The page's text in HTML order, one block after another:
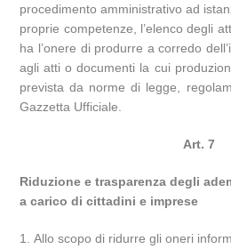
procedimento amministrativo ad
proprie competenze, l’elenco degli
ha l’onere di produrre a corredo
agli atti o documenti la cui
prevista da norme di legge,
Gazzetta Ufficiale.
Art. 7
Riduzione e trasparenza degli
a carico di cittadini e imprese
1. Allo scopo di ridurre gli oneri